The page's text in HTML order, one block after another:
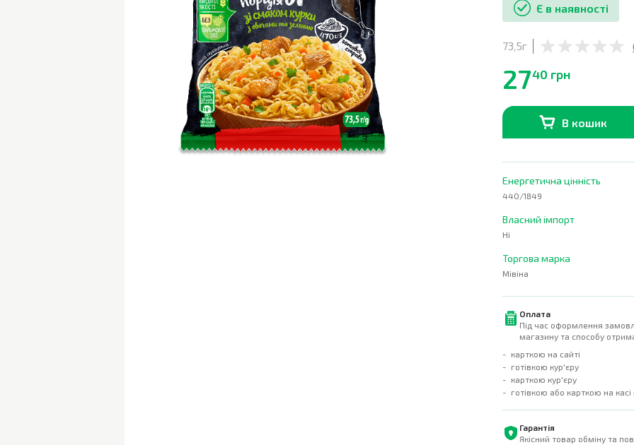
Є в наявності
73,5г
2740 грн
В кошик
Енергетична цінність
440/1849
Власний імпорт
Ні
Торгова марка
Мівіна
Оплата
Під час оформлення
магазину та способу
карткою на сайті
готівкою кур'єру
карткою кур'єру
готівкою або карткою на
Гарантія
Якісний товар обміну та